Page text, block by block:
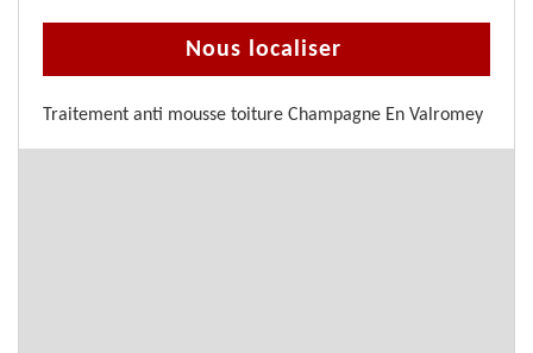
Nous localiser
Traitement anti mousse toiture Champagne En Valromey